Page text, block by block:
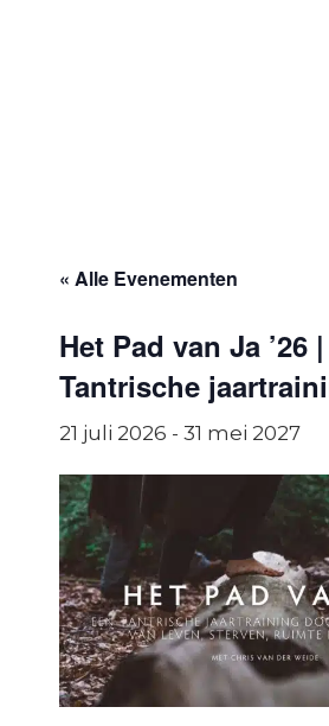
« Alle Evenementen
Het Pad van Ja ’26 |
Tantrische
21 juli 2026 - 31 mei 2027